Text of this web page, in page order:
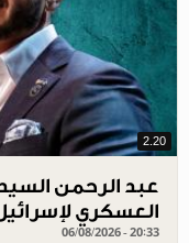
2.20
عبد الرحمن
العسكري
06/08/2026 - 20:33